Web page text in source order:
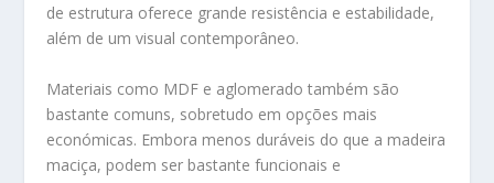
de estrutura oferece grande resistência e estabilidade,
além de um visual contemporâneo.
Materiais como MDF e aglomerado também são
bastante comuns, sobretudo em opções mais
económicas. Embora menos duráveis do que a madeira
maciça, podem ser bastante funcionais e